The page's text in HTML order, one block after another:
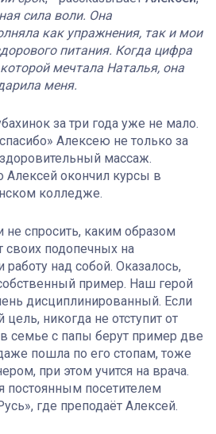
сила воли. Она
как упражнения, так и мои
питания. Когда цифра
мечтала Наталья, она
меня.
за три года уже не мало.
Алексею не только за
массаж.
Алексей окончил курсы в
колледже.
спросить, каким образом
своих подопечных на
над собой. Оказалось,
пример. Наш герой
дисциплинированный. Если
никогда не отступит от
в семье с папы берут пример две
пошла по его стопам, тоже
при этом учится на врача.
постоянным посетителем
где преподаёт Алексей.